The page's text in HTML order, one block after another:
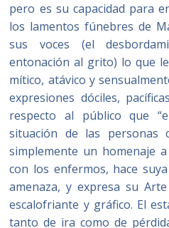
pero es su capacidad para
los lamentos fúnebres de
sus voces (el
entonación al grito) lo que
mítico, atávico y
expresiones dóciles,
respecto al público que
situación de las
simplemente un homenaje
con los enfermos, hace
amenaza, y expresa su
escalofriante y gráfico. El
tanto de ira como de